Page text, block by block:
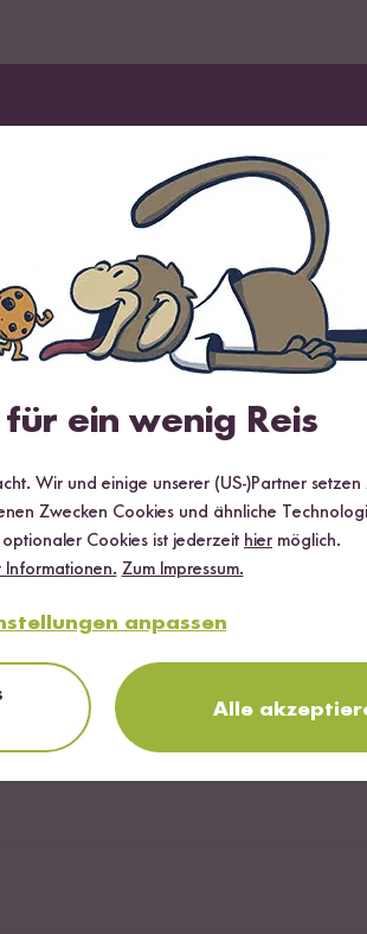
ein wenig Reis
Wir und einige unserer (US-)Partner
Zwecken Cookies und ähnliche
Cookies ist jederzeit hier möglich.
Informationen. Zum Impressum.
anpassen
Alle